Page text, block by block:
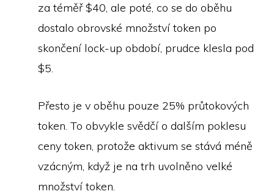
za téměř $40, ale poté, co se do oběhu
dostalo obrovské množství token po
skončení lock-up období, prudce klesla pod
$5.
Přesto je v oběhu pouze 25% průtokových
token. To obvykle svědčí o dalším poklesu
ceny token, protože aktivum se stává méně
vzácným, když je na trh uvolněno velké
množství token.